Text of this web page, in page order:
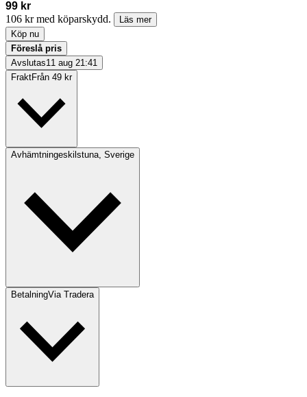
99 kr
106 kr med köparskydd.
Läs mer
Köp nu
Föreslå pris
Avslutas11 aug 21:41
FraktFrån 49 kr
Avhämtningeskilstuna, Sverige
BetalningVia Tradera